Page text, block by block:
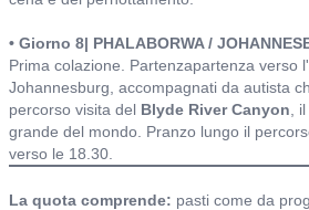
• Giorno 8| PHALABORWA /
Prima colazione. Partenzapartenza verso
Johannesburg, accompagnati da autista
percorso visita del Blyde River Canyon ,
grande del mondo. Pranzo lungo il
verso le 18.30.
La quota comprende: pasti come da